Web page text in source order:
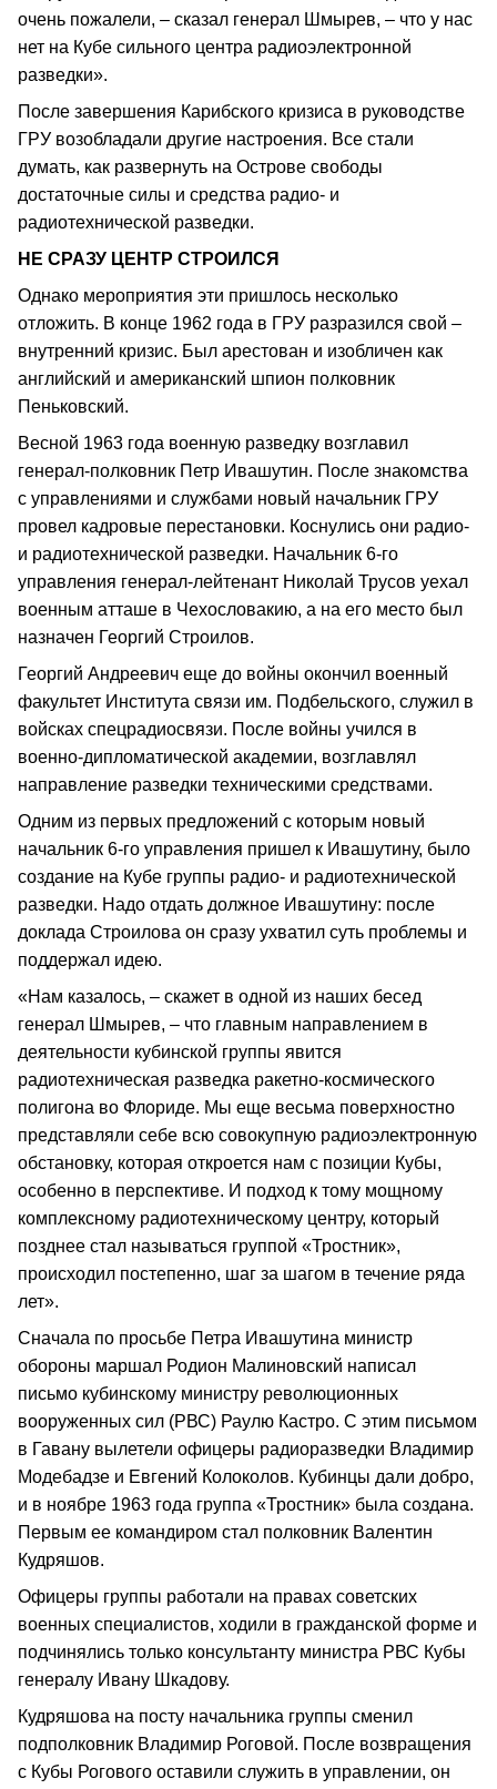
очень пожалели, – сказал генерал Шмырев, – что у нас
нет на Кубе сильного центра радиоэлектронной
разведки».
После завершения Карибского кризиса в руководстве
ГРУ возобладали другие настроения. Все стали
думать, как развернуть на Острове свободы
достаточные силы и средства радио- и
радиотехнической разведки.
НЕ СРАЗУ ЦЕНТР СТРОИЛСЯ
Однако мероприятия эти пришлось несколько
отложить. В конце 1962 года в ГРУ разразился свой –
внутренний кризис. Был арестован и изобличен как
английский и американский шпион полковник
Пеньковский.
Весной 1963 года военную разведку возглавил
генерал-полковник Петр Ивашутин. После знакомства
с управлениями и службами новый начальник ГРУ
провел кадровые перестановки. Коснулись они радио-
и радиотехнической разведки. Начальник 6-го
управления генерал-лейтенант Николай Трусов уехал
военным атташе в Чехословакию, а на его место был
назначен Георгий Строилов.
Георгий Андреевич еще до войны окончил военный
факультет Института связи им. Подбельского, служил в
войсках спецрадиосвязи. После войны учился в
военно-дипломатической академии, возглавлял
направление разведки техническими средствами.
Одним из первых предложений с которым новый
начальник 6-го управления пришел к Ивашутину, было
создание на Кубе группы радио- и радиотехнической
разведки. Надо отдать должное Ивашутину: после
доклада Строилова он сразу ухватил суть проблемы и
поддержал идею.
«Нам казалось, – скажет в одной из наших бесед
генерал Шмырев, – что главным направлением в
деятельности кубинской группы явится
радиотехническая разведка ракетно-космического
полигона во Флориде. Мы еще весьма поверхностно
представляли себе всю совокупную радиоэлектронную
обстановку, которая откроется нам с позиции Кубы,
особенно в перспективе. И подход к тому мощному
комплексному радиотехническому центру, который
позднее стал называться группой «Тростник»,
происходил постепенно, шаг за шагом в течение ряда
лет».
Сначала по просьбе Петра Ивашутина министр
обороны маршал Родион Малиновский написал
письмо кубинскому министру революционных
вооруженных сил (РВС) Раулю Кастро. С этим письмом
в Гавану вылетели офицеры радиоразведки Владимир
Модебадзе и Евгений Колоколов. Кубинцы дали добро,
и в ноябре 1963 года группа «Тростник» была создана.
Первым ее командиром стал полковник Валентин
Кудряшов.
Офицеры группы работали на правах советских
военных специалистов, ходили в гражданской форме и
подчинялись только консультанту министра РВС Кубы
генералу Ивану Шкадову.
Кудряшова на посту начальника группы сменил
подполковник Владимир Роговой. После возвращения
с Кубы Рогового оставили служить в управлении, он